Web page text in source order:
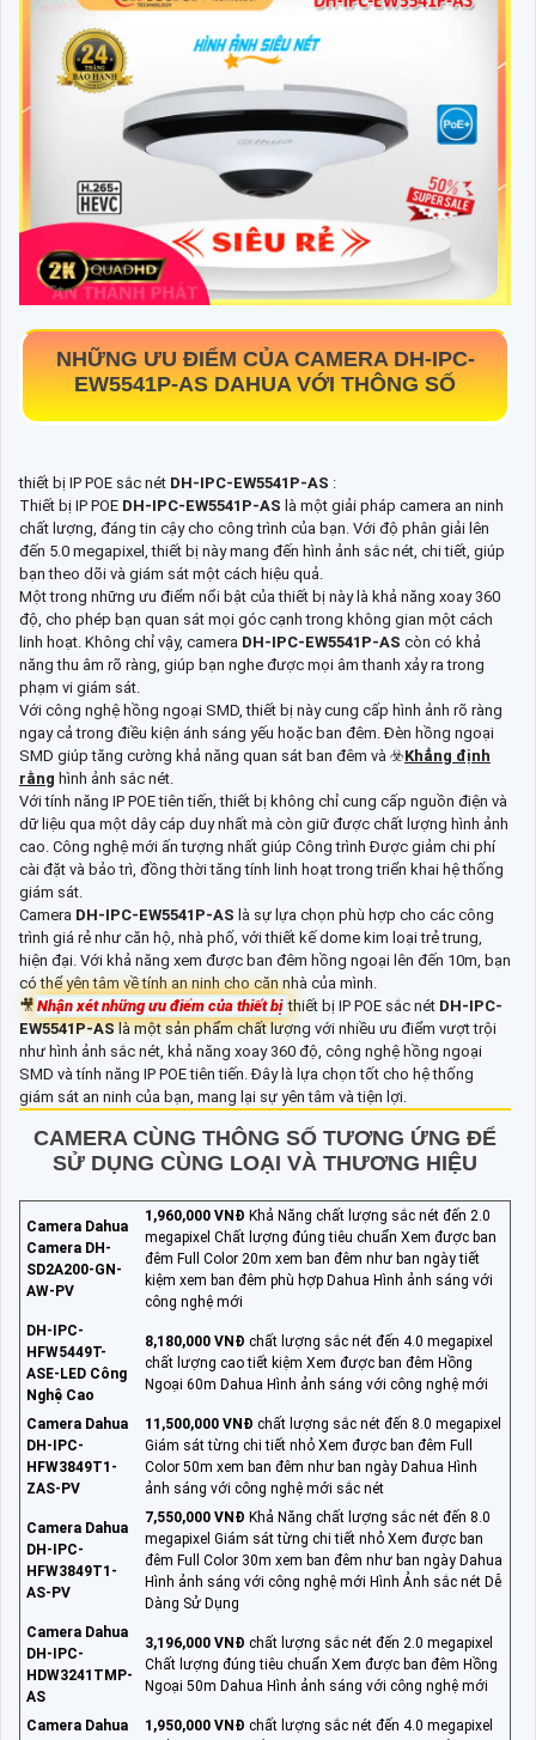
NHỮNG ƯU ĐIỂM CỦA CAMERA DH-IPC-
EW5541P-AS DAHUA VỚI THÔNG SỐ
thiết bị IP POE sắc nét DH-IPC-EW5541P-AS :
Thiết bị IP POE DH-IPC-EW5541P-AS là một giải pháp camera an ninh
chất lượng, đáng tin cậy cho công trình của bạn. Với độ phân giải lên
đến 5.0 megapixel, thiết bị này mang đến hình ảnh sắc nét, chi tiết, giúp
bạn theo dõi và giám sát một cách hiệu quả.
Một trong những ưu điểm nổi bật của thiết bị này là khả năng xoay 360
độ, cho phép bạn quan sát mọi góc cạnh trong không gian một cách
linh hoạt. Không chỉ vậy, camera DH-IPC-EW5541P-AS còn có khả
năng thu âm rõ ràng, giúp bạn nghe được mọi âm thanh xảy ra trong
phạm vi giám sát.
Với công nghệ hồng ngoại SMD, thiết bị này cung cấp hình ảnh rõ ràng
ngay cả trong điều kiện ánh sáng yếu hoặc ban đêm. Đèn hồng ngoại
SMD giúp tăng cường khả năng quan sát ban đêm và ☣️Khẳng định
rằng hình ảnh sắc nét.
Với tính năng IP POE tiên tiến, thiết bị không chỉ cung cấp nguồn điện và
dữ liệu qua một dây cáp duy nhất mà còn giữ được chất lượng hình ảnh
cao. Công nghệ mới ấn tượng nhất giúp Công trình Được giảm chi phí
cài đặt và bảo trì, đồng thời tăng tính linh hoạt trong triển khai hệ thống
giám sát.
Camera DH-IPC-EW5541P-AS là sự lựa chọn phù hợp cho các công
trình giá rẻ như căn hộ, nhà phố, với thiết kế dome kim loại trẻ trung,
hiện đại. Với khả năng xem được ban đêm hồng ngoại lên đến 10m, bạn
có thể yên tâm về tính an ninh cho căn nhà của mình.
🎥 Nhận xét những ưu điểm của thiết bị thiết bị IP POE sắc nét DH-IPC-
EW5541P-ASlà một sản phẩm chất lượng với nhiều ưu điểm vượt trội
như hình ảnh sắc nét, khả năng xoay 360 độ, công nghệ hồng ngoại
SMD và tính năng IP POE tiên tiến. Đây là lựa chọn tốt cho hệ thống
giám sát an ninh của bạn, mang lại sự yên tâm và tiện lợi.
CAMERA CÙNG THÔNG SỐ TƯƠNG ỨNG ĐỂ
SỬ DỤNG CÙNG LOẠI VÀ THƯƠNG HIỆU
Camera Dahua
Camera DH-
SD2A200-GN-
AW-PV
1,960,000 VNĐ Khả Năng chất lượng sắc nét đến 2.0
megapixel Chất lượng đúng tiêu chuẩn Xem được ban
đêm Full Color 20m xem ban đêm như ban ngày tiết
kiệm xem ban đêm phù hợp Dahua Hình ảnh sáng với
công nghệ mới
DH-IPC-
HFW5449T-
ASE-LED Công
Nghệ Cao
8,180,000 VNĐ chất lượng sắc nét đến 4.0 megapixel
chất lượng cao tiết kiệm Xem được ban đêm Hồng
Ngoại 60m Dahua Hình ảnh sáng với công nghệ mới
Camera Dahua
DH-IPC-
HFW3849T1-
ZAS-PV
11,500,000 VNĐ chất lượng sắc nét đến 8.0 megapixel
Giám sát từng chi tiết nhỏ Xem được ban đêm Full
Color 50m xem ban đêm như ban ngày Dahua Hình
ảnh sáng với công nghệ mới sắc nét
Camera Dahua
DH-IPC-
HFW3849T1-
AS-PV
7,550,000 VNĐ Khả Năng chất lượng sắc nét đến 8.0
megapixel Giám sát từng chi tiết nhỏ Xem được ban
đêm Full Color 30m xem ban đêm như ban ngày Dahua
Hình ảnh sáng với công nghệ mới Hình Ảnh sắc nét Dễ
Dàng Sử Dụng
Camera Dahua
DH-IPC-
HDW3241TMP-
AS
3,196,000 VNĐ chất lượng sắc nét đến 2.0 megapixel
Chất lượng đúng tiêu chuẩn Xem được ban đêm Hồng
Ngoại 50m Dahua Hình ảnh sáng với công nghệ mới
Camera Dahua
1,950,000 VNĐ chất lượng sắc nét đến 4.0 megapixel